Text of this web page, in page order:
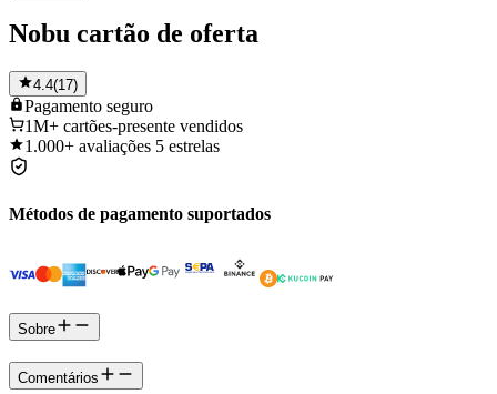
Nobu cartão de oferta
4.4(17)
Pagamento seguro
1M+ cartões-presente vendidos
1.000+ avaliações 5 estrelas
Métodos de pagamento suportados
Sobre
Comentários